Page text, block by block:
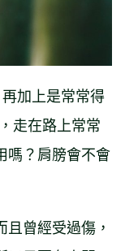
加上是常常得
走在路上常常
嗎？肩膀會不會
曾經受過傷，